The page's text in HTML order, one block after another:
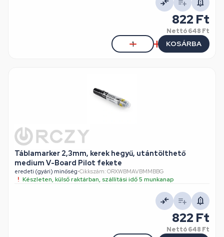
822 Ft
Nettó648 Ft
KOSÁRBA
Táblamarker 2,3mm, kerek hegyű, utántölthető
medium V-Board Pilot fekete
eredeti (gyári) minőség•Cikkszám: ORXWBMAVBMMBBG
Készleten, külső raktárban, szállítási idő 5 munkanap
822 Ft
Nettó648 Ft